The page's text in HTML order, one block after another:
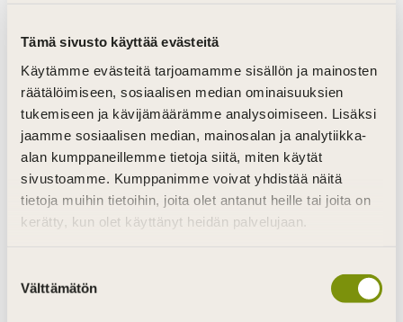
Tämä sivusto käyttää evästeitä
Käytämme evästeitä tarjoamamme sisällön ja mainosten
räätälöimiseen, sosiaalisen median ominaisuuksien
tukemiseen ja kävijämäärämme analysoimiseen. Lisäksi
jaamme sosiaalisen median, mainosalan ja analytiikka-
alan kumppaneillemme tietoja siitä, miten käytät
sivustoamme. Kumppanimme voivat yhdistää näitä
tietoja muihin tietoihin, joita olet antanut heille tai joita on
kerätty, kun olet käyttänyt heidän palvelujaan.
valinta
Välttämätön
elokuu 2025
kesäkuu 2025
maaliskuu 2025
syyskuu 2024
tammikuu 2024
joulukuu 2023